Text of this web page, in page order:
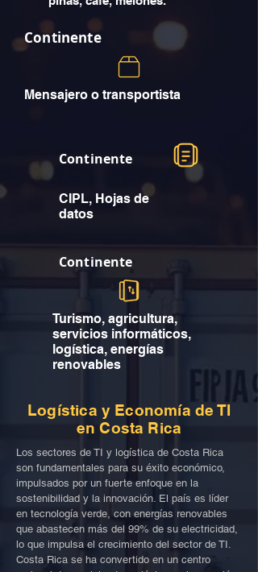
Continente
Mensajero o transportista
Continente
CIPL, Hojas de
datos
Continente
Turismo, agricultura,
servicios informáticos,
logística, energías
renovables
Logística y Economía de TI
en Costa Rica
Los sectores de TI y logística de Costa Rica
son fundamentales para su éxito económico,
impulsados por un fuerte enfoque en la
sostenibilidad y la innovación. El país es líder
en tecnología verde, con energías renovables
que abastecen más del 99% de su electricidad,
lo que impulsa el crecimiento del sector de TI.
Costa Rica se ha convertido en un centro